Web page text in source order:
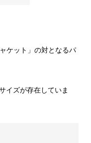
ケット」の対となるパ
イズが存在していま